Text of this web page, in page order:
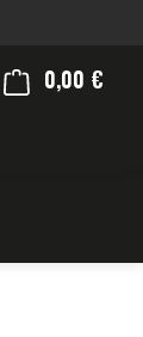
0,00 €